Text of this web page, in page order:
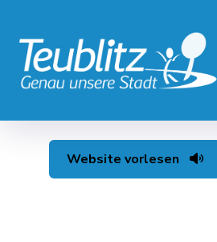
Website vorlesen